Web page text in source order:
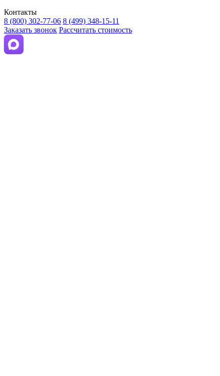
Контакты
8 (800) 302-77-06 8 (499) 348-15-11
Заказать звонок Рассчитать стоимость